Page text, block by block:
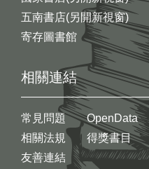
五南書店(另開新視窗)
寄存圖書館
相關連結
常見問題
相關法規
友善連結
OpenData
得獎書目